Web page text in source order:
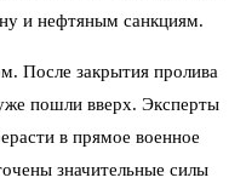
и нефтяным санкциям.
После закрытия пролива
пошли вверх. Эксперты
в прямое военное
значительные силы